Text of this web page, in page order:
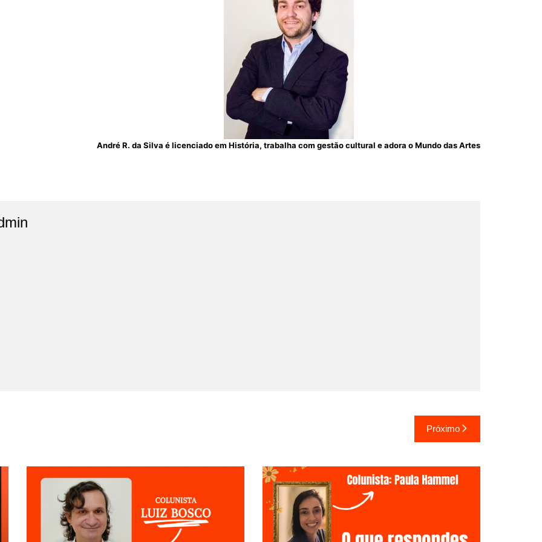
André R. da Silva é licenciado em História, trabalha com gestão cultural e adora o Mundo das Artes
Próximo